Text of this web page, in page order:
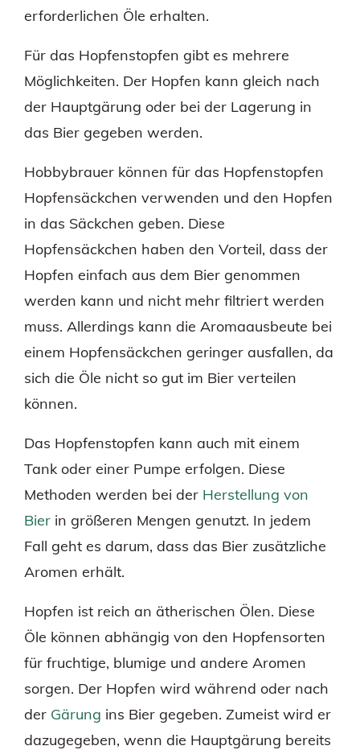
erforderlichen Öle erhalten.
Für das Hopfenstopfen gibt es mehrere
Möglichkeiten. Der Hopfen kann gleich nach
der Hauptgärung oder bei der Lagerung in
das Bier gegeben werden.
Hobbybrauer können für das Hopfenstopfen
Hopfensäckchen verwenden und den Hopfen
in das Säckchen geben. Diese
Hopfensäckchen haben den Vorteil, dass der
Hopfen einfach aus dem Bier genommen
werden kann und nicht mehr filtriert werden
muss. Allerdings kann die Aromaausbeute bei
einem Hopfensäckchen geringer ausfallen, da
sich die Öle nicht so gut im Bier verteilen
können.
Das Hopfenstopfen kann auch mit einem
Tank oder einer Pumpe erfolgen. Diese
Methoden werden bei der Herstellung von
Bier in größeren Mengen genutzt. In jedem
Fall geht es darum, dass das Bier zusätzliche
Aromen erhält.
Hopfen ist reich an ätherischen Ölen. Diese
Öle können abhängig von den Hopfensorten
für fruchtige, blumige und andere Aromen
sorgen. Der Hopfen wird während oder nach
der Gärung ins Bier gegeben. Zumeist wird er
dazugegeben, wenn die Hauptgärung bereits